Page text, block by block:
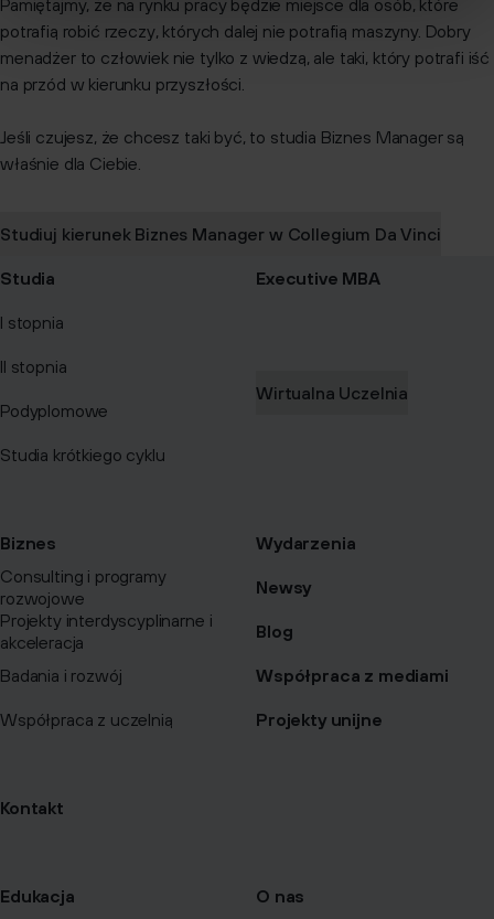
Pamiętajmy, że na rynku pracy będzie miejsce dla osób, które
potrafią robić rzeczy, których dalej nie potrafią maszyny. Dobry
menadżer to człowiek nie tylko z wiedzą, ale taki, który potrafi iść
na przód w kierunku przyszłości.
Jeśli czujesz, że chcesz taki być, to studia Biznes Manager są
właśnie dla Ciebie.
Studiuj kierunek Biznes Manager w Collegium Da Vinci
Studia
I stopnia
II stopnia
Podyplomowe
Studia krótkiego cyklu
Executive MBA
Wirtualna Uczelnia
Biznes
Consulting i programy
rozwojowe
Projekty interdyscyplinarne i
akceleracja
Badania i rozwój
Współpraca z uczelnią
Kontakt
Wydarzenia
Newsy
Blog
Współpraca z mediami
Projekty unijne
Edukacja O nas